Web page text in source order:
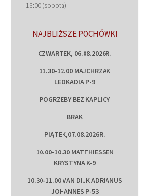
13:00 (sobota)
NAJBLIŻSZE POCHÓWKI
CZWARTEK, 06.08.2026R.
11.30-12.00 MAJCHRZAK
LEOKADIA P-9
POGRZEBY BEZ KAPLICY
BRAK
PIĄTEK,07.08.2026R.
10.00-10.30 MATTHIESSEN
KRYSTYNA K-9
10.30-11.00 VAN DIJK ADRIANUS
JOHANNES P-53